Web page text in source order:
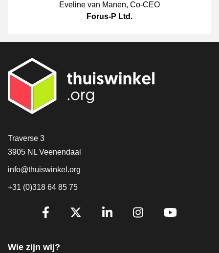
Eveline van Manen, Co-CEO
Forus-P Ltd.
Contact
Traverse 3
3905 NL Veenendaal
info@thuiswinkel.org
+31 (0)318 64 85 75
Volg je ons al?
Wie zijn wij?